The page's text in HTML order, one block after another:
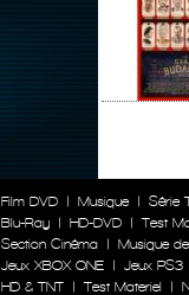
Film DVD | Musique | Série
Blu-Ray
| HD-DVD |
Test
Section Cinéma
|
Musique
Jeux XBOX ONE
| Jeux PS3
HD & TNT
| Test Materiel |